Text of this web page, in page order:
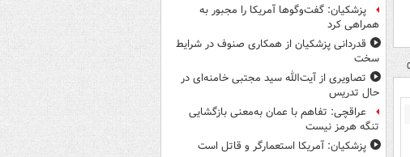
پزشکیان: گفت‌وگوها آمریکا را مجبور به
همراهی کرد
قدردانی پزشکیان از همکاری صنوف در شرایط
سخت
تصاویری از آیت‌الله سید مجتبی خامنه‌ای در
حال تدریس
عراقچی: تفاهم با عمان به‌معنی بازگشایی
تنگه هرمز نیست
پزشکیان: آمریکا استعمارگر و قاتل است